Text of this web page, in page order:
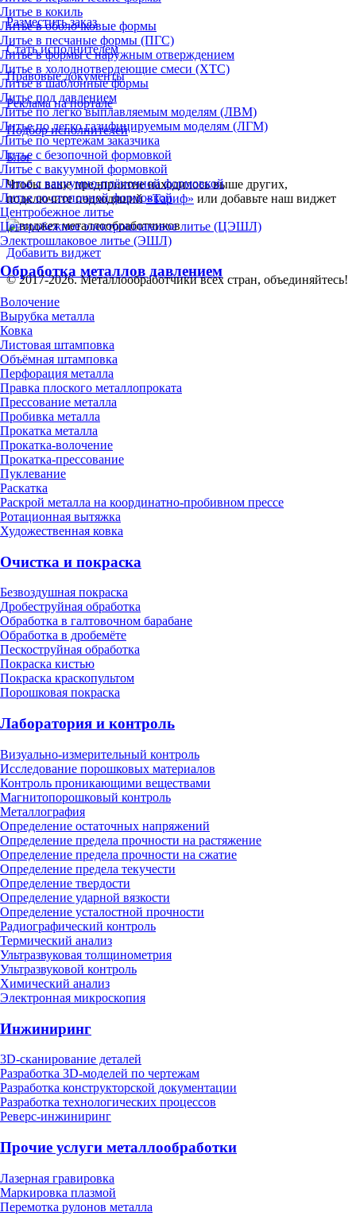
Литье в кокиль
Литье в оболочковые формы
Литье в песчаные формы (ПГС)
Литье в формы с наружным отверждением
Литье в холоднотвердеющие смеси (ХТС)
Литье в шаблонные формы
Литье под давлением
Литье по легко выплавляемым моделям (ЛВМ)
Литье по легко газифицируемым моделям (ЛГМ)
Литье по чертежам заказчика
Литье с безопочной формовкой
Литье с вакуумной формовкой
Литье с вакуумно-плёночной формовкой
Литье со стопочной формовкой
Центробежное литье
Центробежное электрошлаковое литье (ЦЭШЛ)
Электрошлаковое литье (ЭШЛ)
Обработка металлов давлением
Волочение
Вырубка металла
Ковка
Листовая штамповка
Объёмная штамповка
Перфорация металла
Правка плоского металлопроката
Прессование металла
Пробивка металла
Прокатка металла
Прокатка-волочение
Прокатка-прессование
Пуклевание
Раскатка
Раскрой металла на координатно-пробивном прессе
Ротационная вытяжка
Художественная ковка
Очистка и покраска
Безвоздушная покраска
Дробеструйная обработка
Обработка в галтовочном барабане
Обработка в дробемёте
Пескоструйная обработка
Покраска кистью
Покраска краскопультом
Порошковая покраска
Лаборатория и контроль
Визуально-измерительный контроль
Исследование порошковых материалов
Контроль проникающими веществами
Магнитопорошковый контроль
Металлография
Определение остаточных напряжений
Определение предела прочности на растяжение
Определение предела прочности на сжатие
Определение предела текучести
Определение твердости
Определение ударной вязкости
Определение усталостной прочности
Радиографический контроль
Термический анализ
Ультразвуковая толщинометрия
Ультразвуковой контроль
Химический анализ
Электронная микроскопия
Инжиниринг
3D-сканирование деталей
Разработка 3D-моделей по чертежам
Разработка конструкторской документации
Разработка технологических процессов
Реверс-инжиниринг
Прочие услуги металлообработки
Лазерная гравировка
Маркировка плазмой
Перемотка рулонов металла
Разместить заказ
Стать исполнителем
Правовые документы
Реклама на портале
Подбор исполнителей
Блог
Чтобы ваше предприятие находилось выше других,
подключите подходящий«Тариф» или добавьте наш виджет
Добавить виджет
© 2017-2026. Металлообработчики всех стран, объединяйтесь!